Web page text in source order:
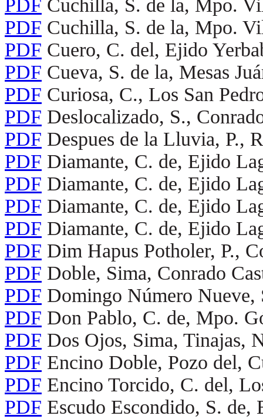
PDF Cuchilla, S. de la, Mpo.
PDF Cuchilla, S. de la, Mpo.
PDF Cuero, C. del, Ejido
PDF Cueva, S. de la, Mesas
PDF Curiosa, C., Los San
PDF Deslocalizado, S.,
PDF Despues de la Lluvia, P.,
PDF Diamante, C. de, Ejido
PDF Diamante, C. de, Ejido
PDF Diamante, C. de, Ejido
PDF Diamante, C. de, Ejido
PDF Dim Hapus Potholer, P.,
PDF Doble, Sima, Conrado
PDF Domingo Número Nueve,
PDF Don Pablo, C. de, Mpo.
PDF Dos Ojos, Sima, Tinajas,
PDF Encino Doble, Pozo del,
PDF Encino Torcido, C. del,
PDF Escudo Escondido, S.